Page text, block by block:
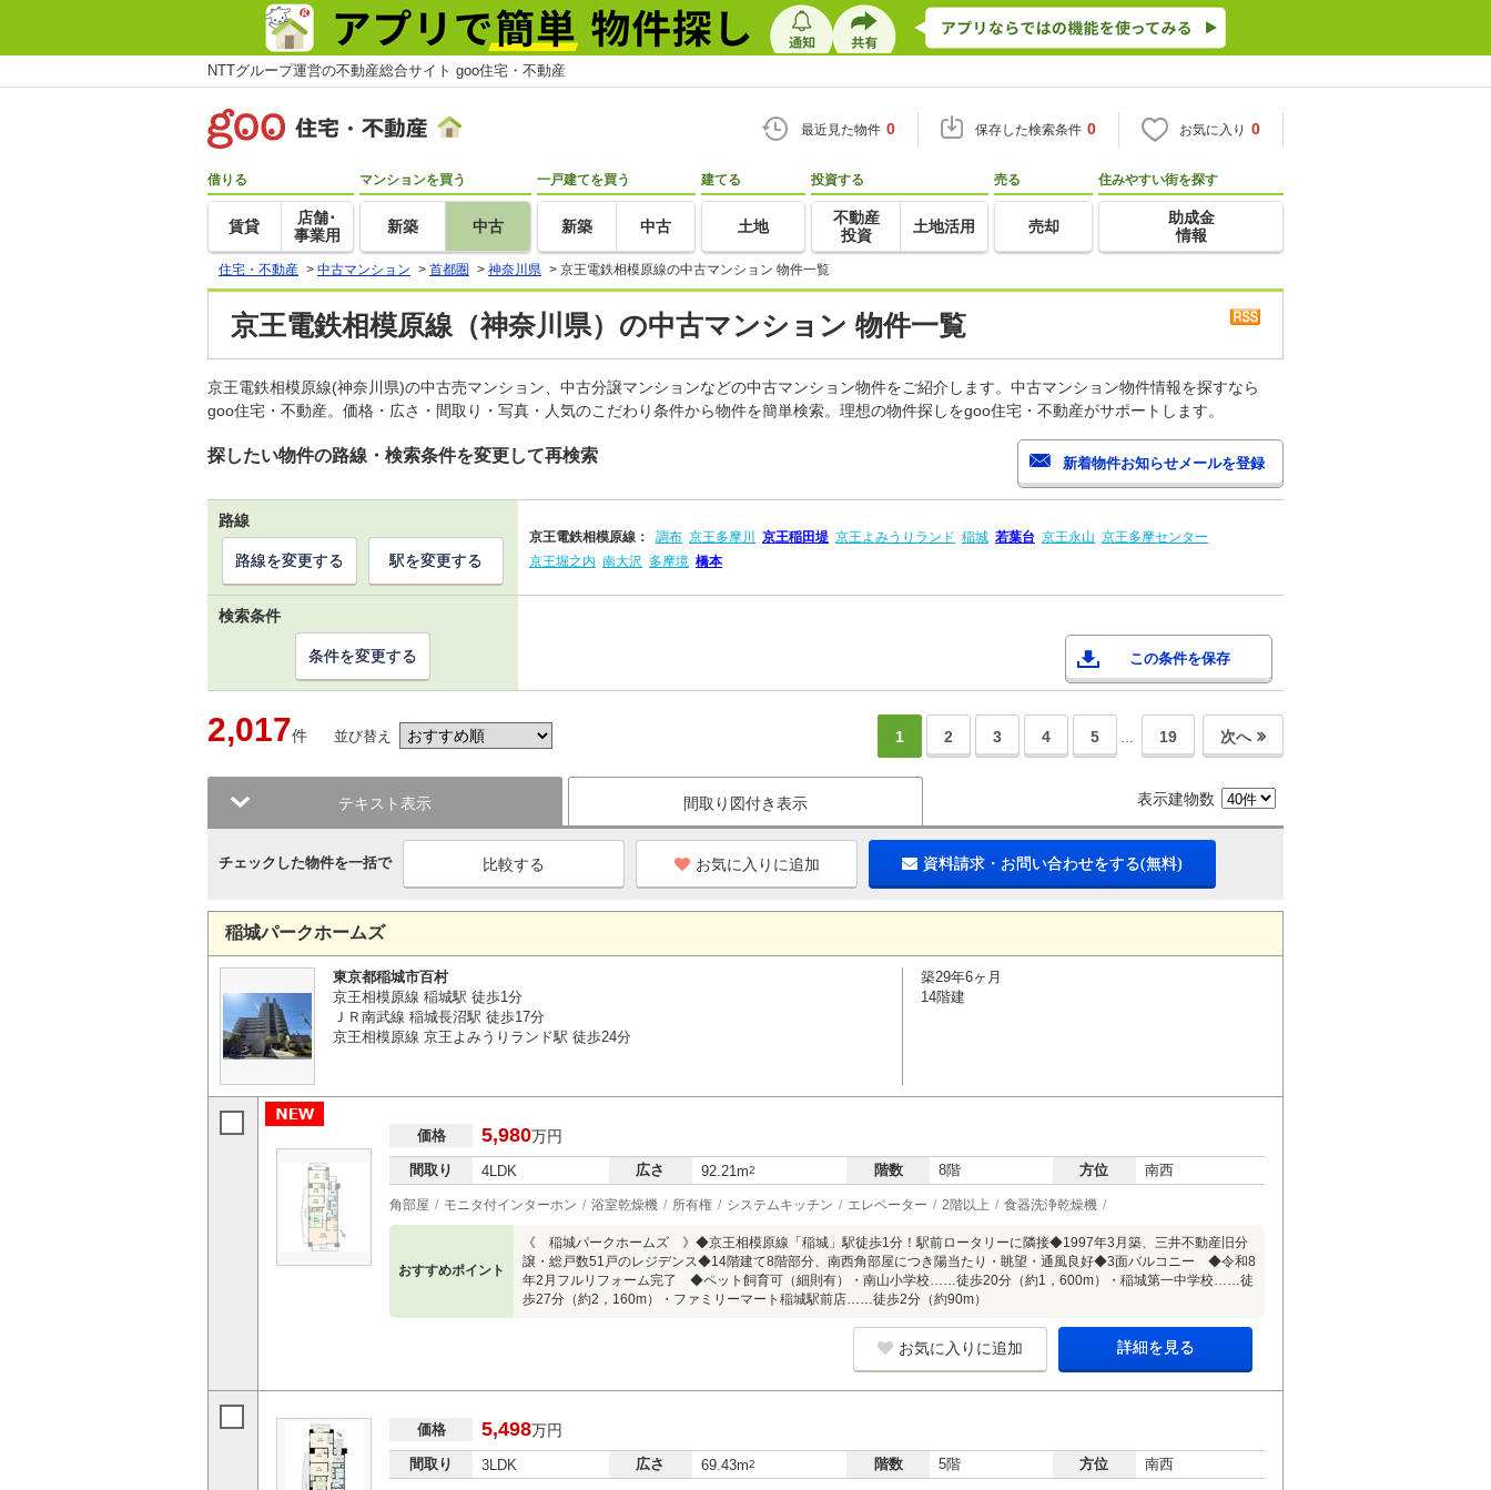
NTTグループ運営の不動産総合サイト goo住宅・不動産
最近見た物件 0 保存した検索条件 0 お気に入り 0
借りる
賃貸
店舗･
事業用
マンションを買う
新築 中古
一戸建てを買う
新築 中古
建てる
土地
投資する
不動産
投資
土地活用
売る
売却
住みやすい街を探す
助成金
情報
住宅・不動産 > 中古マンション > 首都圏 > 神奈川県 > 京王電鉄相模原線の中古マンション 物件一覧
京王電鉄相模原線（神奈川県）の中古マンション 物件一覧
京王電鉄相模原線(神奈川県)の中古売マンション、中古分譲マンションなどの中古マンション物件をご紹介します。中古マンション物件情報を探すなら
goo住宅・不動産。価格・広さ・間取り・写真・人気のこだわり条件から物件を簡単検索。理想の物件探しをgoo住宅・不動産がサポートします。
探したい物件の路線・検索条件を変更して再検索
路線
京王電鉄相模原線： 調布 京王多摩川 京王稲田堤 京王よみうりランド 稲城 若葉台 京王永山 京王多摩センター
京王堀之内 南大沢 多摩境 橋本
路線を変更する 駅を変更する
検索条件
この条件を保存
条件を変更する
2,017件 並び替え 1 2 3 4 5 … 19 次へ
テキスト表示 間取り図付き表示 表示建物数
チェックした物件を一括で お気に入りに追加 資料請求・お問い合わせをする(無料)
稲城パークホームズ
東京都稲城市百村
京王相模原線 稲城駅 徒歩1分
ＪＲ南武線 稲城長沼駅 徒歩17分
京王相模原線 京王よみうりランド駅 徒歩24分
築29年6ヶ月
14階建
価格 5,980万円
間取り 4LDK 広さ 92.21m2 階数 8階 方位 南西
角部屋 モニタ付インターホン 浴室乾燥機 所有権 システムキッチン エレベーター 2階以上 食器洗浄乾燥機
おすすめポイント
《 稲城パークホームズ 》◆京王相模原線「稲城」駅徒歩1分！駅前ロータリーに隣接◆1997年3月築、三井不動産旧分
譲・総戸数51戸のレジデンス◆14階建て8階部分、南西角部屋につき陽当たり・眺望・通風良好◆3面バルコニー ◆令和8
年2月フルリフォーム完了 ◆ペット飼育可（細則有）・南山小学校……徒歩20分（約1，600m）・稲城第一中学校……徒
歩27分（約2，160m）・ファミリーマート稲城駅前店……徒歩2分（約90m）
お気に入りに追加 詳細を見る
価格 5,498万円
間取り 3LDK 広さ 69.43m2 階数 5階 方位 南西